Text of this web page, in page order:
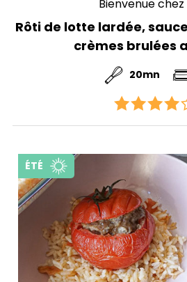
Bienvenue
Rôti de lotte lardée,
crèmes brulées
20mn
ÉTÉ